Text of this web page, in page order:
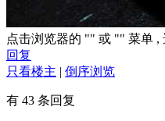
点击浏览器的 "" 或 "" 菜单 ,
回复
只看楼主 | 倒序浏览
有 43 条回复